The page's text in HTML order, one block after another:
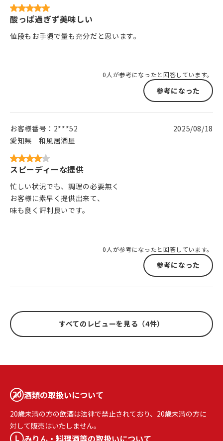
酸っぱ過ぎず美味しい
値段もお手頃で量も充分だと思います。
0人が参考になったと回答しています。
参考になった
お客様番号： 2***52
愛知県
和風居酒屋
2025/08/18
スピーディーな提供
忙しい状況でも、調理の必要無く
お客様に素早く提供出来て、
味も良く評判良いです。
0人が参考になったと回答しています。
参考になった
すべてのレビューを見る（4件）
酒類の取扱いについて
20歳未満の方の飲酒は法律で禁止されており、20歳未満の方に
対して販売はいたしません。
みりん・料理酒等の取扱いについて